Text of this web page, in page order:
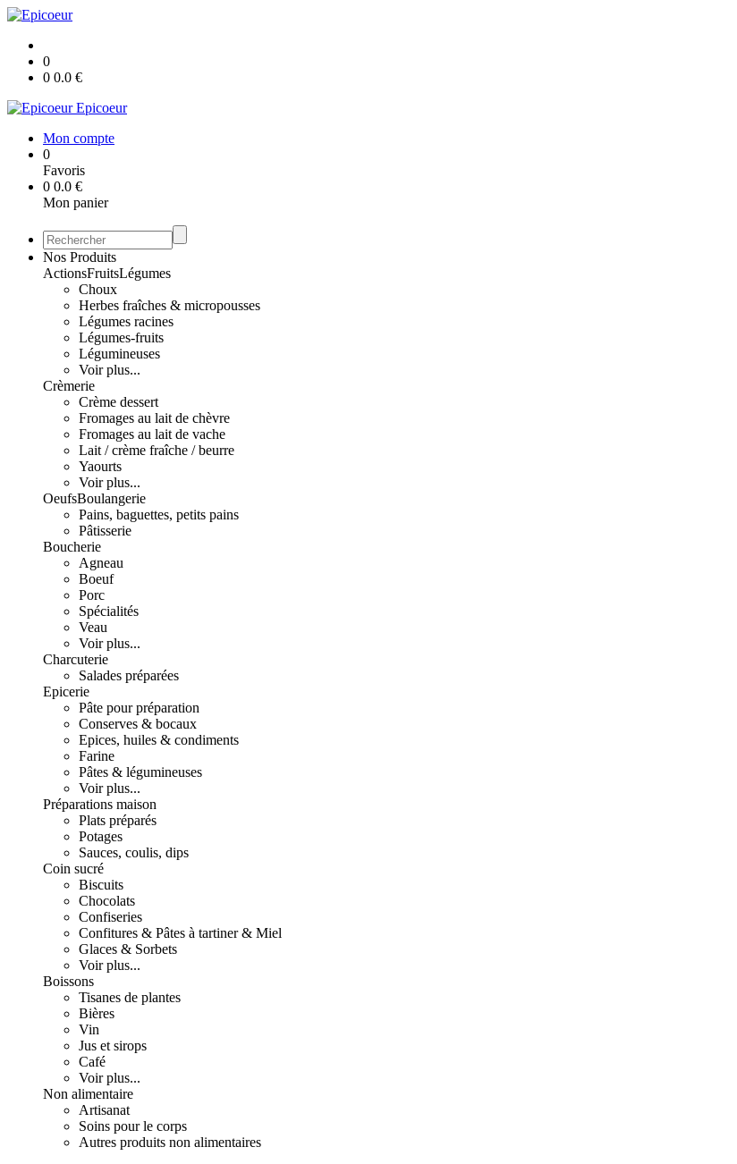
0
0 0.0 €
Epicoeur
Mon compte
0
Favoris
0 0.0 €
Mon panier
Nos Produits
ActionsFruitsLégumes
Choux
Herbes fraîches & micropousses
Légumes racines
Légumes-fruits
Légumineuses
Voir plus...
Crèmerie
Crème dessert
Fromages au lait de chèvre
Fromages au lait de vache
Lait / crème fraîche / beurre
Yaourts
Voir plus...
OeufsBoulangerie
Pains, baguettes, petits pains
Pâtisserie
Boucherie
Agneau
Boeuf
Porc
Spécialités
Veau
Voir plus...
Charcuterie
Salades préparées
Epicerie
Pâte pour préparation
Conserves & bocaux
Epices, huiles & condiments
Farine
Pâtes & légumineuses
Voir plus...
Préparations maison
Plats préparés
Potages
Sauces, coulis, dips
Coin sucré
Biscuits
Chocolats
Confiseries
Confitures & Pâtes à tartiner & Miel
Glaces & Sorbets
Voir plus...
Boissons
Tisanes de plantes
Bières
Vin
Jus et sirops
Café
Voir plus...
Non alimentaire
Artisanat
Soins pour le corps
Autres produits non alimentaires